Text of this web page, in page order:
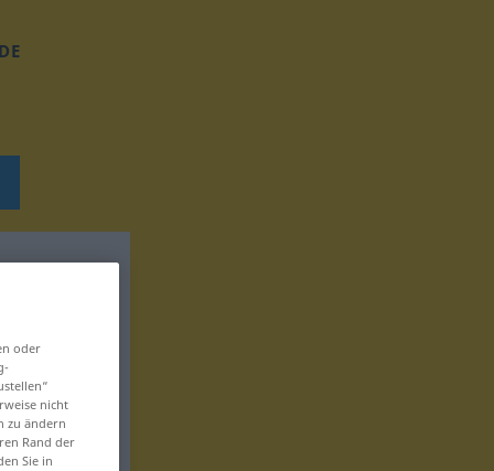
DE
oder
nicht
zu ändern
Rand der
Sie in